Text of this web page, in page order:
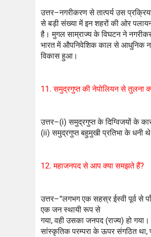
उत्तर–नगरीकरण से तात्पर्य उस
से बड़ी संख्या में इन शहरों की ओर
है। मुगल साम्राज्य के विघटन ने
भारत में औपनिवेशिक काल से आधुनिक
विकास हुआ।
11. समुद्रगुप्त की नेपोलियन से तुलना
उत्तर–(i) समुद्रगुप्त के दिग्विजयों के
(ii) समुद्रगुप्त बहुमुखी प्रतिभा के धनी
12. महाजनपद से आप क्या समझते हैं?
उत्तर–“लगभग एक सहस्र ईस्वी पूर्व से
एक जन स्थायी रूप से
गया, वही उसका जनपद (राज्य) हो
सांस्कृतिक परम्परा के ऊपर संगठित